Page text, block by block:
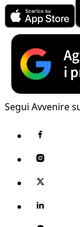
Segui Avvenire